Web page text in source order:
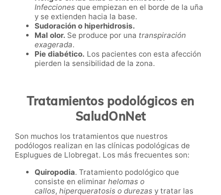
Infecciones que empiezan en el borde de la uña
y se extienden hacia la base.
Sudoración o hiperhidrosis.
Mal olor. Se produce por una transpiración
exagerada.
Pie diabético. Los pacientes con esta afección
pierden la sensibilidad de la zona.
Tratamientos podológicos en
SaludOnNet
Son muchos los tratamientos que nuestros
podólogos realizan en las clínicas podológicas de
Esplugues de Llobregat. Los más frecuentes son:
Quiropodia. Tratamiento podológico que
consiste en eliminar helomas o
callos, hiperqueratosis o durezas y tratar las